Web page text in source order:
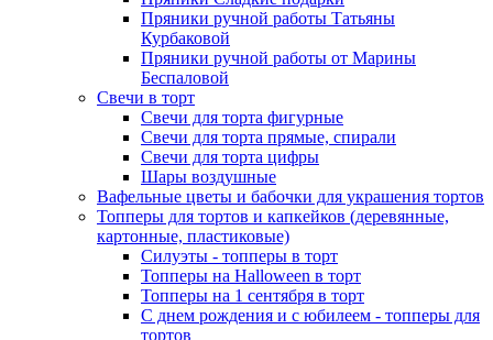
Пряники ручной работы Татьяны
Курбаковой
Пряники ручной работы от Марины
Беспаловой
Свечи в торт
Свечи для торта фигурные
Свечи для торта прямые, спирали
Свечи для торта цифры
Шары воздушные
Вафельные цветы и бабочки для украшения тортов
Топперы для тортов и капкейков (деревянные,
картонные, пластиковые)
Силуэты - топперы в торт
Топперы на Halloween в торт
Топперы на 1 сентября в торт
С днем рождения и с юбилеем - топперы для
тортов